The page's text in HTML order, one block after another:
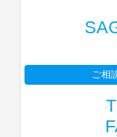
ご相